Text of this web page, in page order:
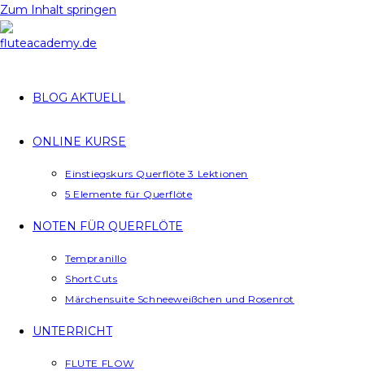
Zum Inhalt springen
BLOG AKTUELL
ONLINE KURSE
Einstiegskurs Querflöte 3 Lektionen
5 Elemente für Querflöte
NOTEN FÜR QUERFLÖTE
Tempranillo
ShortCuts
Märchensuite Schneeweißchen und Rosenrot
UNTERRICHT
FLUTE FLOW